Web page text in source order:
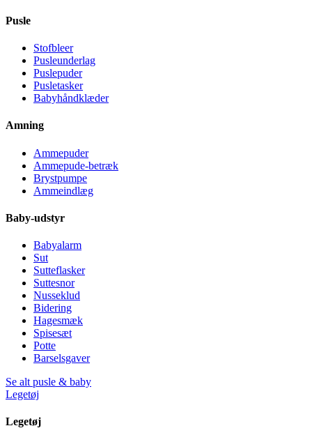
Pusle
Stofbleer
Pusleunderlag
Puslepuder
Pusletasker
Babyhåndklæder
Amning
Ammepuder
Ammepude-betræk
Brystpumpe
Ammeindlæg
Baby-udstyr
Babyalarm
Sut
Sutteflasker
Suttesnor
Nusseklud
Bidering
Hagesmæk
Spisesæt
Potte
Barselsgaver
Se alt pusle & baby
Legetøj
Legetøj